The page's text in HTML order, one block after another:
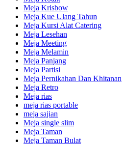
Meja Krisbow
Meja Kue Ulang Tahun
Meja Kursi Alat Catering
Meja Lesehan
Meja Meeting
Meja Melamin
Meja Panjang
Meja Partisi
Meja Pernikahan Dan Khitanan
Meja Retro
Meja rias
meja rias portable
meja sajian
Meja single slim
Meja Taman
Meja Taman Bulat